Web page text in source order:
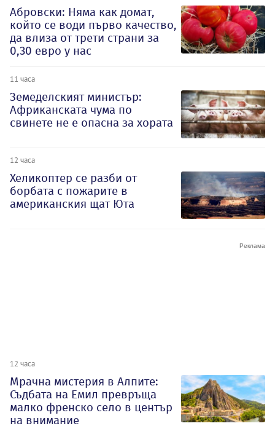
Абровски: Няма как домат,
който се води първо качество,
да влиза от трети страни за
0,30 евро у нас
11 часа
Земеделският министър:
Африканската чума по
свинете не е опасна за хората
12 часа
Хеликоптер се разби от
борбата с пожарите в
американския щат Юта
12 часа
Мрачна мистерия в Алпите:
Съдбата на Емил превръща
малко френско село в център
на внимание